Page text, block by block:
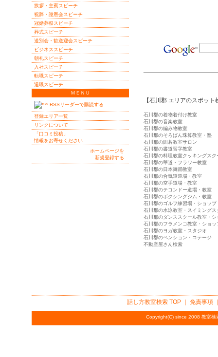
【石川郡 エリアのスポット
石川郡の着物着付け教室
石川郡の音楽教室
石川郡の編み物教室
石川郡のそろばん珠算教室・塾
石川郡の囲碁教室サロン
石川郡の書道習字教室
石川郡の料理教室クッキングスク
石川郡の華道・フラワー教室
石川郡の日本舞踊教室
石川郡の合気道道場・教室
石川郡の空手道場・教室
石川郡のテコンドー道場・教室
石川郡のボクシングジム・教室
石川郡のゴルフ練習場・ショップ
石川郡の水泳教室・スイミングス
石川郡のダンススクール教室・シ
石川郡のフラメンコ教室・ショッ
石川郡のヨガ教室・スタジオ
石川郡のペンション・コテージ
不動産屋さん検索
挨拶・主賓スピーチ
祝辞・謝恩会スピーチ
冠婚葬祭スピーチ
葬式スピーチ
送別会・歓送迎会スピーチ
ビジネススピーチ
朝礼スピーチ
入社スピーチ
転職スピーチ
退職スピーチ
ＭＥＮＵ
RSSリーダーで購読する
登録エリア一覧
リンクについて
「口コミ投稿」
情報をお寄せください
ホームページを
新規登録する
話し方教室検索TOP ｜ 免責事項
Copyright(C) since 2008 教室検